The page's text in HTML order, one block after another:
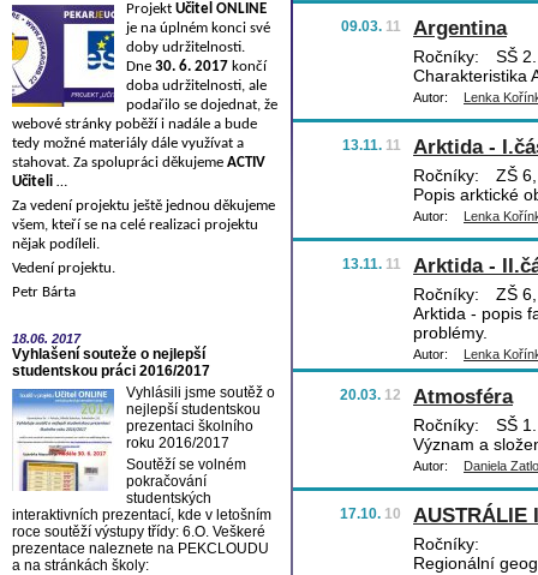
Projekt Učitel ONLINE
je na úplném konci své
doby udržitelnosti.
Dne 30. 6. 2017 končí
doba udržitelnosti, ale
podařilo se dojednat, že
webové stránky poběží i nadále a bude
tedy možné materiály dále využívat a
stahovat. Za spolupráci děkujeme ACTIV
Učiteli …
Za vedení projektu ještě jednou děkujeme
všem, kteří se na celé realizaci projektu
nějak podíleli.
Vedení projektu.
Petr Bárta
18.06. 2017
Vyhlašení souteže o nejlepší
studentskou práci 2016/2017
Vyhlásili jsme soutěž o
nejlepší studentskou
prezentaci školního
roku 2016/2017
Soutěží se volném
pokračování
studentských
interaktivních prezentací, kde v letošním
roce soutěží výstupy třídy: 6.O. Veškeré
prezentace naleznete na PEKCLOUDU
a na stránkách školy:
09.03. 11 Argentina
Ročníky:
SŠ
Charakteristika
Autor: Lenka
13.11. 11 Arktida -
Ročníky:
ZŠ
Popis arktické
Autor: Lenka
13.11. 11 Arktida -
Ročníky:
ZŠ
Arktida - popis
problémy.
Autor: Lenka
20.03. 12 Atmosféra
Ročníky:
SŠ
Význam a
Autor: Daniela
17.10. 10 AUSTRÁLIE I
Ročníky:
Regionální